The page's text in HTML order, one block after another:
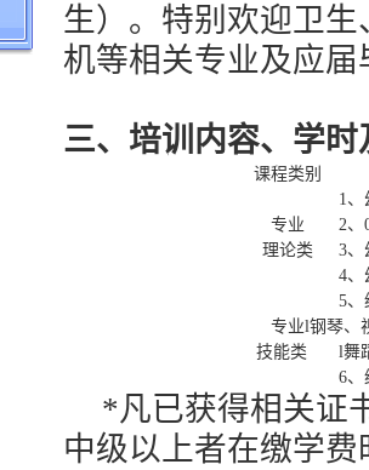
生）。特别欢迎卫
机等相关专业及应
三、培训内容、学
课程类别
专业
理论类
1、
2、
3、
4、
专业
技能类
5、
l钢琴、
l舞
6、
*凡已获得相关证
中级以上者在缴学